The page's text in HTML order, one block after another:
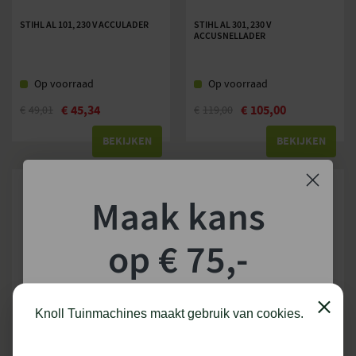
Krachtbron
Accu
STIHL AL 101, 230 V ACCULADER
Op voorraad
€ 49,01 €45,34
BEKIJKEN
STIHL AL 301, 230 V
ACCUSNELLADER
Op voorraad
€ 119,00 € 105,00
BEKIJKEN
Knoll Tuinmachines maakt gebruik van cookies. Close
Maak kans
op € 75,-
shoptegoed!